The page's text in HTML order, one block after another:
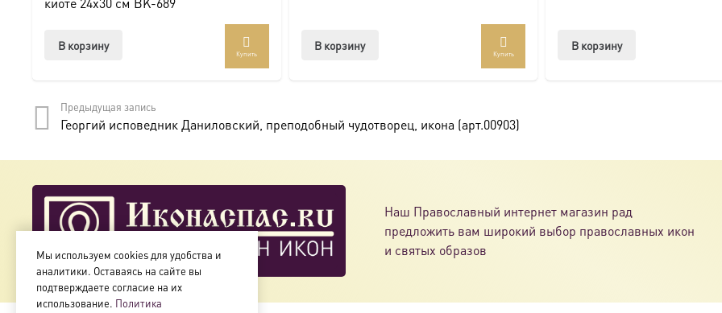
В корзину
Купить
В корзину
Купить
В корзину
Предыдущая запись
Георгий исповедник Даниловский, преподобный чудотворец, икона (арт.00903)
Наш Православный интернет магазин рад
предложить вам широкий выбор православных икон
и святых образов
Мы используем cookies для удобства и
аналитики. Оставаясь на сайте вы
подтверждаете согласие на их
использование. Политика